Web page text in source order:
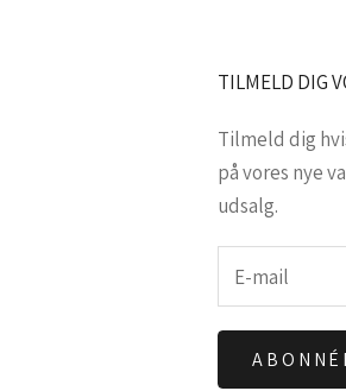
TILMELD DIG
Tilmeld dig
på vores nye
udsalg.